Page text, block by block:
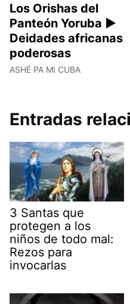
Los Orishas del
Panteón Yoruba ►
Deidades africanas
poderosas
ASHÉ PA MI CUBA
Entradas
3 Santas que
protegen a los
niños de todo mal:
Rezos para
invocarlas